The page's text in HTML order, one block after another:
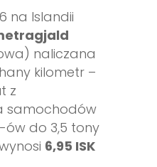
na Islandii
naliczana
kilometr –
z
samochodów
ów do 3,5 tony
6,95 ISK